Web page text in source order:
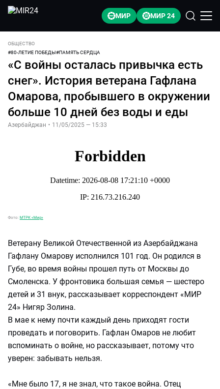
МИР МИР 24
ОБЩЕСТВО
#80-ЛЕТИЕ ПОБЕДЫ#ПАМЯТЬ СЕРДЦА
«С войны осталась привычка есть
снег». История ветерана Гафлана
Омарова, пробывшего в окружении
больше 10 дней без воды и еды
Азербайджан • 11/05/2025 — 15:33
Фото: МТРК «Мир»
Ветерану Великой Отечественной из Азербайджана
Гафлану Омарову исполнился 101 год. Он родился в
Губе, во время войны прошел путь от Москвы до
Смоленска. У фронтовика большая семья — шестеро
детей и 31 внук, рассказывает корреспондент «МИР
24» Нигяр Золина.
В мае к нему почти каждый день приходят гости
проведать и поговорить. Гафлан Омаров не любит
вспоминать о войне, но рассказывает, потому что
уверен: забывать нельзя.
«Мне было 17, я не знал, что такое война. Отец